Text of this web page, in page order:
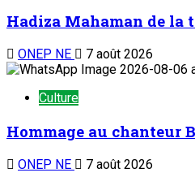
Hadiza Mahaman de la
ONEP NE 7 août 2026
Culture
Hommage au chanteur
ONEP NE 7 août 2026